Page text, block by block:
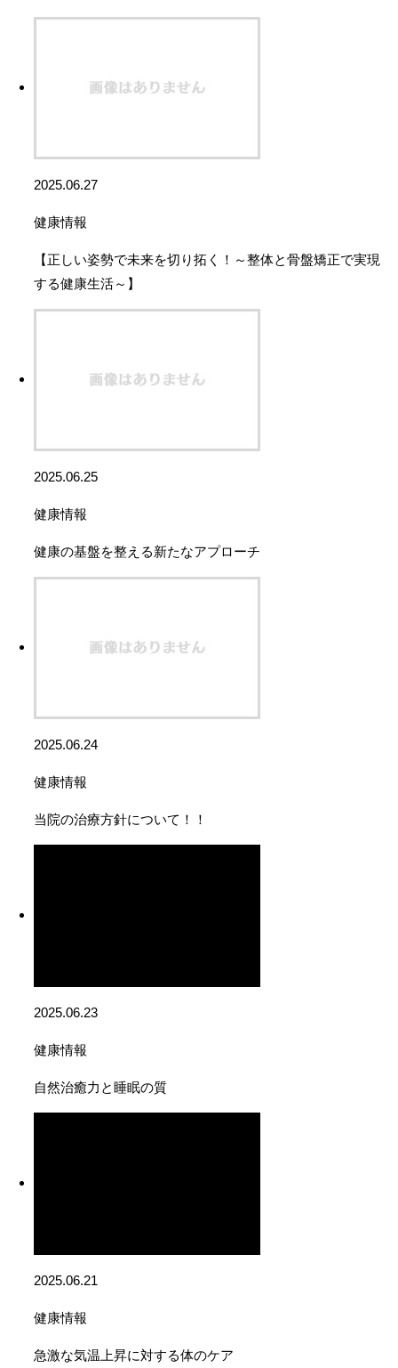
2025.06.27
健康情報
【正しい姿勢で未来を切り拓く！～整体と骨盤矯正で実現
する健康生活～】
2025.06.25
健康情報
健康の基盤を整える新たなアプローチ
2025.06.24
健康情報
当院の治療方針について！！
2025.06.23
健康情報
自然治癒力と睡眠の質
2025.06.21
健康情報
急激な気温上昇に対する体のケア